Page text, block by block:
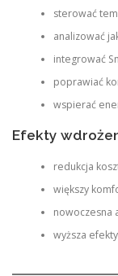
sterować
analizować
integrować
poprawiać
wspierać
Efekty
redukcja
większy
nowoczesna
wyższa